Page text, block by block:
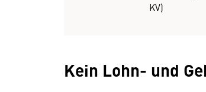
KV)
Kein Lohn- und